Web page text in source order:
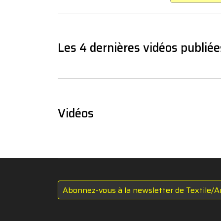
Les 4 dernières vidéos
Vidéos
Abonnez-vous à la newsletter de Textile/